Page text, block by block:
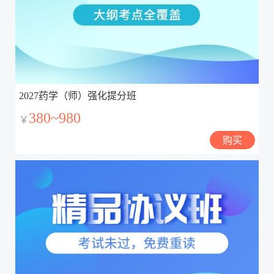
2027药学（师）强化提分班
￥ 380~980
购买